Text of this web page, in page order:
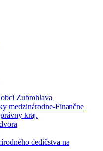
Zubrohlava
medzinárodne-Finančne
kraj.
dedičstva na